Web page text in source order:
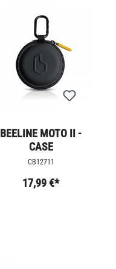
BEELINE MOTO II -
CASE
CB12711
17,99 €*